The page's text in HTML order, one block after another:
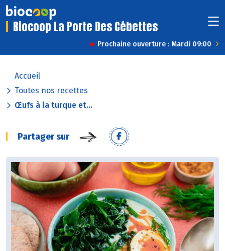
Biocoop La Porte Des Cébettes
Prochaine ouverture : Mardi 09:00
Accueil
Toutes nos recettes
Œufs à la turque et...
Partager sur